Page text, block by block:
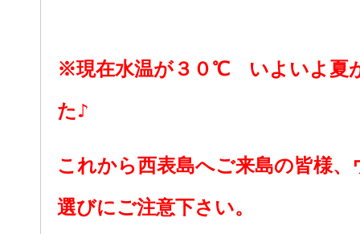
※現在水温が３０℃ いよいよ夏
た♪
これから西表島へご来島の皆様
選びにご注意下さい。